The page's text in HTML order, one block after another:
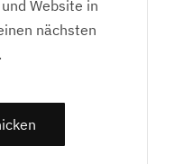
Website in
nächsten